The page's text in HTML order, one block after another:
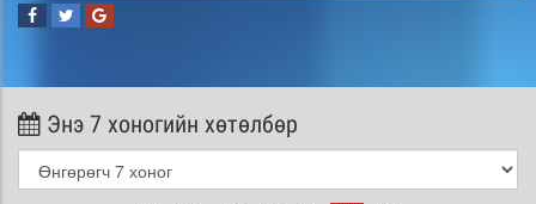
Энэ 7 хоногийн хөтөлбөр